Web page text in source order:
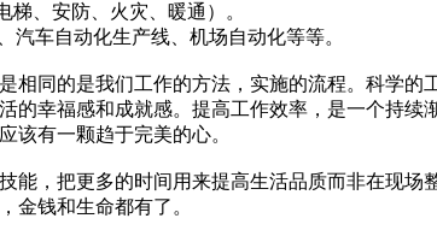
梯、安防、火灾、暖通）。
汽车自动化生产线、机场自动化等等。
相同的是我们工作的方法，实施的流程。科学的
的幸福感和成就感。提高工作效率，是一个持续
该有一颗趋于完美的心。
能，把更多的时间用来提高生活品质而非在现场
金钱和生命都有了。